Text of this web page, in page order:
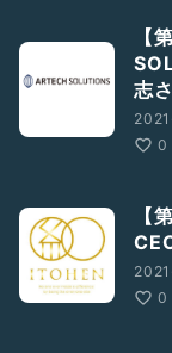
【
志
0
【
0